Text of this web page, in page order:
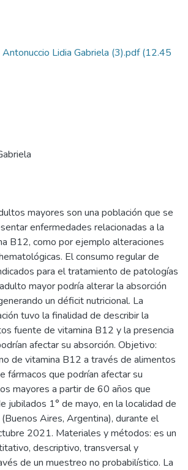
Lidia Gabriela (3).pdf (12.45
mayores son una población que se
enfermedades relacionadas a la
B12, como por ejemplo alteraciones
El consumo regular de
para el tratamiento de patologías
mayor podría alterar la absorción
un déficit nutricional. La
tuvo la finalidad de describir la
fuente de vitamina B12 y la presencia
afectar su absorción. Objetivo:
de vitamina B12 a través de alimentos
fármacos que podrían afectar su
mayores a partir de 60 años que
jubilados 1° de mayo, en la localidad de
Aires, Argentina), durante el
2021. Materiales y métodos: es un
descriptivo, transversal y
de un muestreo no probabilístico. La